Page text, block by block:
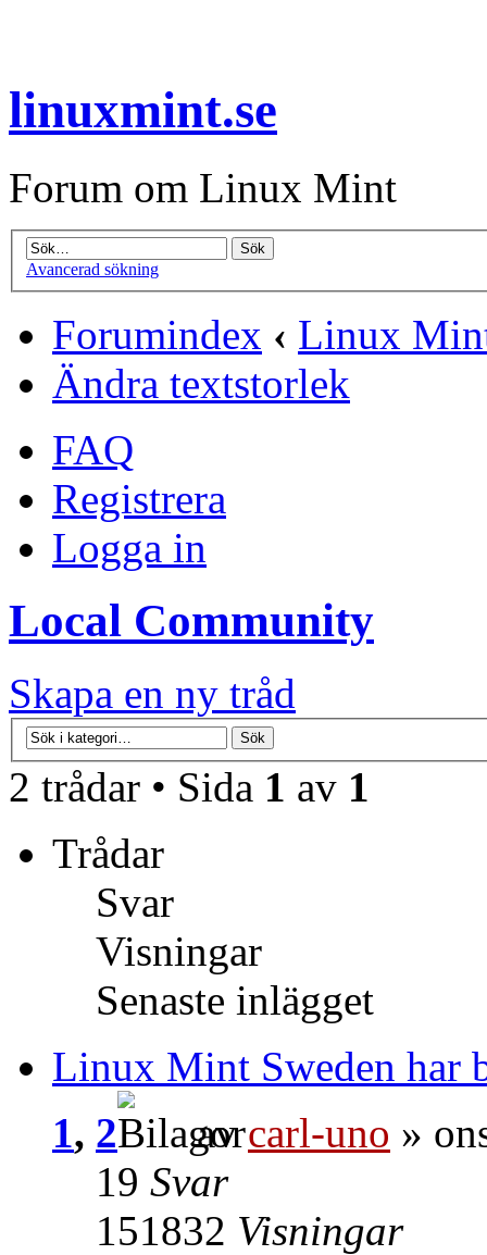
linuxmint.se
Forum om Linux Mint
Avancerad sökning
Forumindex ‹ Linux
Ändra textstorlek
FAQ
Registrera
Logga in
Local Community
Skapa en ny tråd
2 trådar • Sida 1 av 1
Trådar
Svar
Visningar
Senaste inlägget
Linux Mint Sweden
1, 2 avcarl-uno »
19 Svar
151832 Visningar